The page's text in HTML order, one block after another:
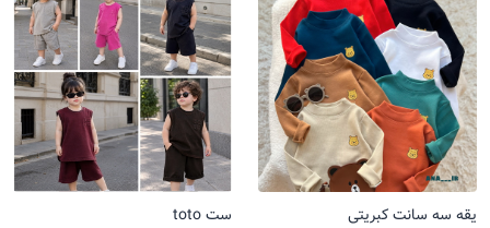
یقه سه سانت کبریتی
ست toto